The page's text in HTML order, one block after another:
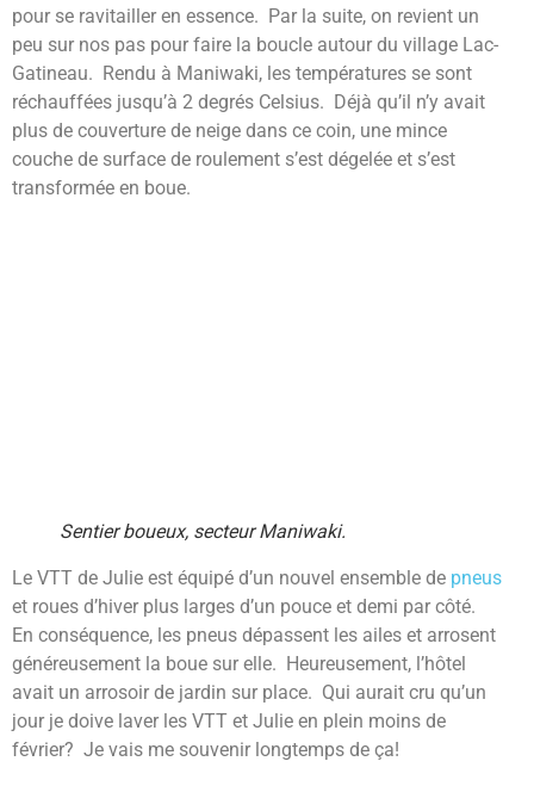
pour se ravitailler en essence. Par la suite, on revient un
peu sur nos pas pour faire la boucle autour du village Lac-
Gatineau. Rendu à Maniwaki, les températures se sont
réchauffées jusqu’à 2 degrés Celsius. Déjà qu’il n’y avait
plus de couverture de neige dans ce coin, une mince
couche de surface de roulement s’est dégelée et s’est
transformée en boue.
Sentier boueux, secteur Maniwaki.
Le VTT de Julie est équipé d’un nouvel ensemble de pneus
et roues d’hiver plus larges d’un pouce et demi par côté.
En conséquence, les pneus dépassent les ailes et arrosent
généreusement la boue sur elle. Heureusement, l’hôtel
avait un arrosoir de jardin sur place. Qui aurait cru qu’un
jour je doive laver les VTT et Julie en plein moins de
février? Je vais me souvenir longtemps de ça!